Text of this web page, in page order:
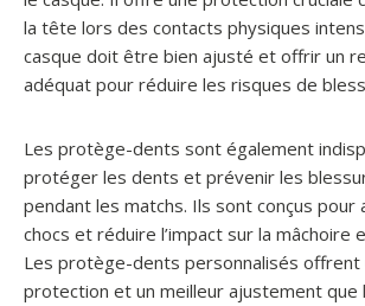
la tête lors des contacts physiques
casque doit être bien ajusté et offrir un
adéquat pour réduire les risques de
Les protège-dents sont également
protéger les dents et prévenir les
pendant les matchs. Ils sont conçus pour
chocs et réduire l’impact sur la mâchoire
Les protège-dents personnalisés offrent
protection et un meilleur ajustement que